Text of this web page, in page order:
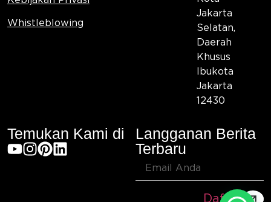
Whistleblowing
Jakarta
Selatan,
Daerah
Khusus
Ibukota
Jakarta
12430
Temukan Kami di
Langganan Berita
Terbaru
Daftar